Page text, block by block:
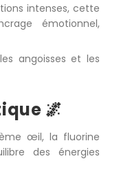
intenses, cette
émotionnel,
angoisses et les
🌌
œil, la fluorine
des énergies